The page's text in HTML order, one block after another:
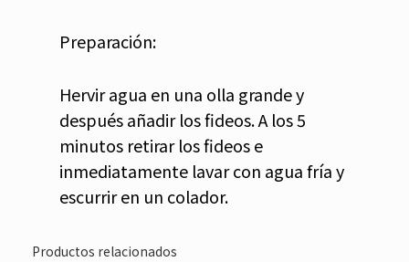
Preparación:
Hervir agua en una olla grande y
después añadir los fideos. A los 5
minutos retirar los fideos e
inmediatamente lavar con agua fría y
escurrir en un colador.
Productos relacionados